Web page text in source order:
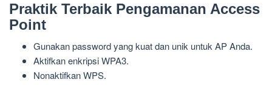
Praktik Terbaik Pengamanan Access
Point
Gunakan password yang kuat dan unik untuk AP Anda.
Aktifkan enkripsi WPA3.
Nonaktifkan WPS.